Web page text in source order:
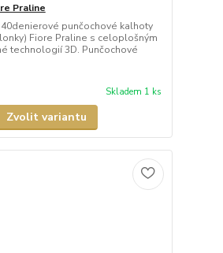
Praline
punčochové kalhoty
Fiore Praline s celoplošným
technologií 3D. Punčochové
Skladem 1 ks
Zvolit variantu